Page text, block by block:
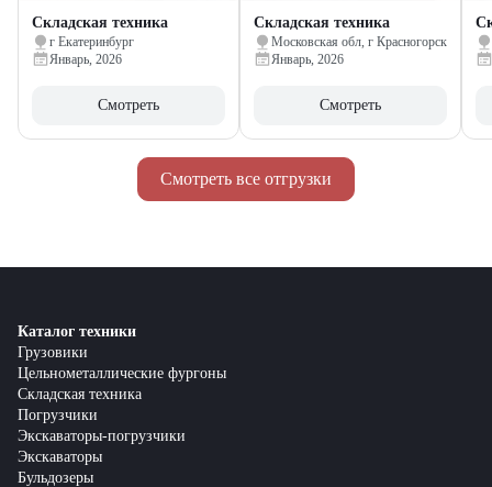
Смотреть все отгрузки
Складская техника
г Екатеринбург
Январь, 2026
Смотреть
Складская техника
Московская обл, г Красногорск
Январь, 2026
Смотреть
Каталог техники
Грузовики
Цельнометаллические фургоны
Складская техника
Погрузчики
Экскаваторы-погрузчики
Экскаваторы
Бульдозеры